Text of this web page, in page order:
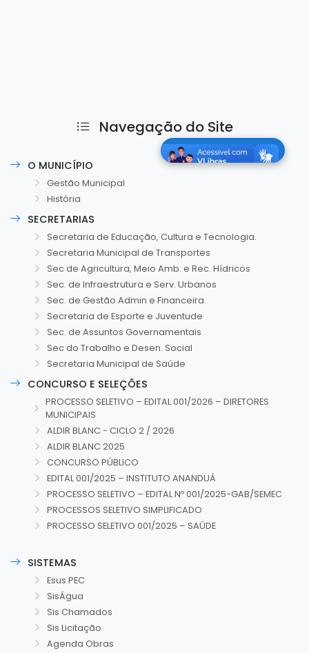
Navegação do Site
O MUNICÍPIO
Gestão Municipal
História
SECRETARIAS
Secretaria de Educação, Cultura e Tecnologia.
Secretaria Municipal de Transportes
Sec de Agricultura, Meio Amb. e Rec. Hídricos
Sec. de Infraestrutura e Serv. Urbanos
Sec. de Gestão Admin e Financeira.
Secretaria de Esporte e Juventude
Sec. de Assuntos Governamentais
Sec do Trabalho e Desen. Social
Secretaria Municipal de Saúde
CONCURSO E SELEÇÕES
PROCESSO SELETIVO – EDITAL 001/2026 – DIRETORES
MUNICIPAIS
ALDIR BLANC - CICLO 2 / 2026
ALDIR BLANC 2025
CONCURSO PÚBLICO
EDITAL 001/2025 – INSTITUTO ANANDUÁ
PROCESSO SELETIVO – EDITAL Nº 001/2025-GAB/SEMEC
PROCESSOS SELETIVO SIMPLIFICADO
PROCESSO SELETIVO 001/2025 – SAÚDE
SISTEMAS
Esus PEC
SisÁgua
Sis Chamados
Sis Licitação
Agenda Obras